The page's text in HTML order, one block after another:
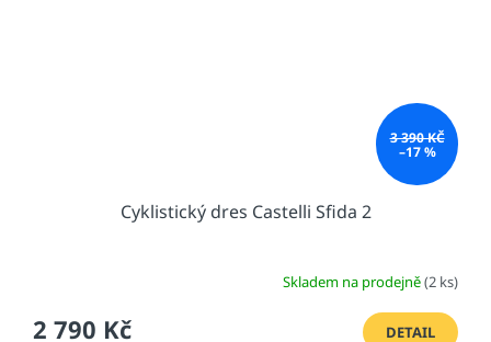
3 390 KČ
–17 %
Cyklistický dres Castelli Sfida 2
Skladem na prodejně(2 ks)
2 790 Kč DETAIL